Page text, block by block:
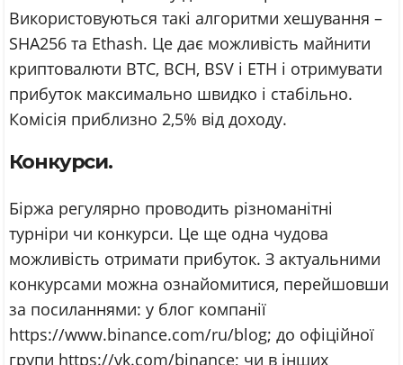
Використовуються такі алгоритми хешування –
SHA256 та Ethash. Це дає можливість майнити
криптовалюти BTC, BCH, BSV і ETH і отримувати
прибуток максимально швидко і стабільно.
Комісія приблизно 2,5% від доходу.
Конкурси.
Біржа регулярно проводить різноманітні
турніри чи конкурси. Це ще одна чудова
можливість отримати прибуток. З актуальними
конкурсами можна ознайомитися, перейшовши
за посиланнями: у блог компанії
https://www.binance.com/ru/blog; до офіційної
групи https://vk.com/binance; чи в інших